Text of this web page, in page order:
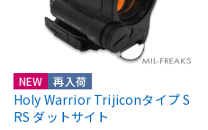
NEW 再入荷
Holy Warrior Trijiconタイプ S
RS ダットサイト